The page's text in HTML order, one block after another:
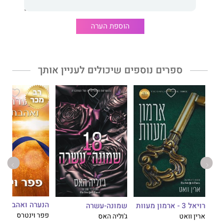
אהבההוא סימפוניה של הלב, המהדהדת צלילים
של כמיהה, סודות, יצרים, והחסד הטמון ביכולת לסלוח. זהו הכרך
וכיום שואפת ליצור את הגיבור הספרותי הפגום הכי מושלם שיש. חוץ
זרים, רדיפה אחר כלבי בולדוג ומרתון למידה כדי לבשל כמו
מקצוענית.
הוספת הערה
ספרים נוספים שיכולים לעניין אותך
רויאל 3 - ארמון מעוות
ארין וואט
שמונה-עשרה
ג'וליה האס
הנערה ואהבתה
פפר וינטרס